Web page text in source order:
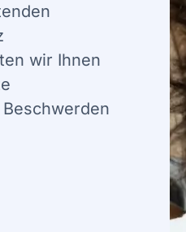
wir Ihnen